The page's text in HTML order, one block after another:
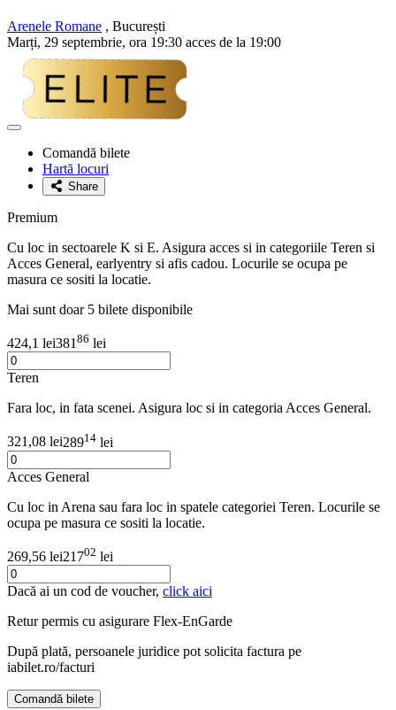
Arenele Romane , București
Marți, 29 septembrie, ora 19:30 acces de la 19:00
Adaugă
favoriteComandă bilete
Hartă locuri
Share
Premium
Cu loc in sectoarele K si E. Asigura acces si in categoriile Teren si
Acces General, earlyentry si afis cadou. Locurile se ocupa pe
masura ce sositi la locatie.
Mai sunt doar 5 bilete disponibile
424,1 lei381 86 lei
Teren
Fara loc, in fata scenei. Asigura loc si in categoria Acces General.
321,08 lei28914 lei
Acces General
Cu loc in Arena sau fara loc in spatele categoriei Teren. Locurile se
ocupa pe masura ce sositi la locatie.
269,56 lei21702 lei
Dacă ai un cod de voucher, click aici
Retur permis cu asigurare Flex-EnGarde
După plată, persoanele juridice pot solicita factura pe
iabilet.ro/facturi
Comandă bilete